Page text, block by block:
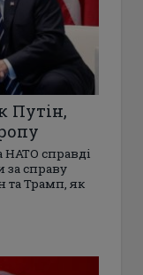
Путін,
НАТО справді
за справу
та Трамп, як